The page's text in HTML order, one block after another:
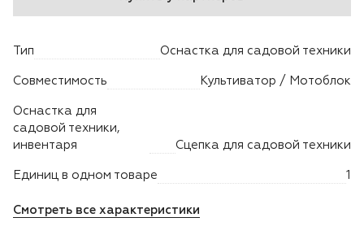
Аксессуары
Мотодрели
Садовые ножницы
Тип Оснастка для садовой техники
Совместимость Культиватор / Мотоблок
Оснастка для
садовой техники,
инвентаря
Сцепка для садовой техники
Единиц в одном товаре 1
Смотреть все характеристики